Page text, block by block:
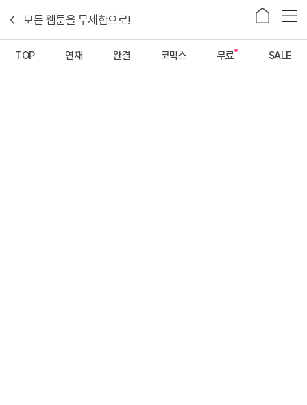
웹툰 소설 라운지
TOP 연재 완결 코믹스 무료 SALE
로그인
모든 웹툰을 무제한으로!